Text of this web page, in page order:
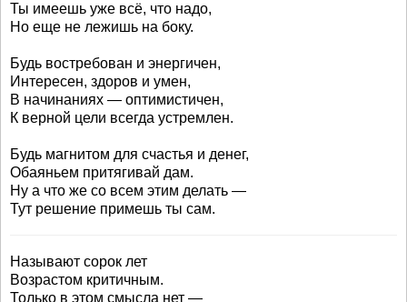
Ты имеешь уже всё, что надо,
Но еще не лежишь на боку.
Будь востребован и энергичен,
Интересен, здоров и умен,
В начинаниях — оптимистичен,
К верной цели всегда устремлен.
Будь магнитом для счастья и денег,
Обаяньем притягивай дам.
Ну а что же со всем этим делать —
Тут решение примешь ты сам.
Называют сорок лет
Возрастом критичным.
Только в этом смысла нет —